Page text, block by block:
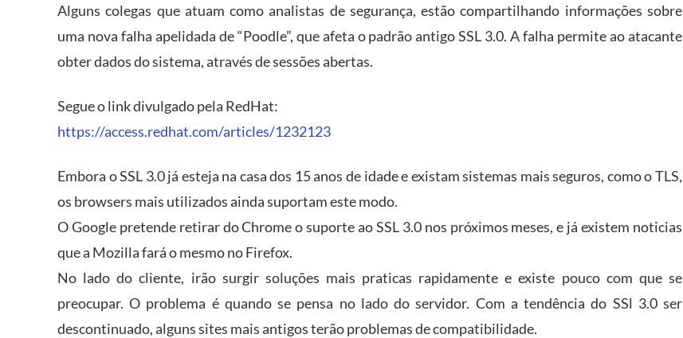
Alguns colegas que atuam como analistas de segurança, estão compartilhando informações sobre
uma nova falha apelidada de “Poodle”, que afeta o padrão antigo SSL 3.0. A falha permite ao atacante
obter dados do sistema, através de sessões abertas.
Segue o link divulgado pela RedHat:
https://access.redhat.com/articles/1232123
Embora o SSL 3.0 já esteja na casa dos 15 anos de idade e existam sistemas mais seguros, como o TLS,
os browsers mais utilizados ainda suportam este modo.
O Google pretende retirar do Chrome o suporte ao SSL 3.0 nos próximos meses, e já existem noticias
que a Mozilla fará o mesmo no Firefox.
No lado do cliente, irão surgir soluções mais praticas rapidamente e existe pouco com que se
preocupar. O problema é quando se pensa no lado do servidor. Com a tendência do SSl 3.0 ser
descontinuado, alguns sites mais antigos terão problemas de compatibilidade.